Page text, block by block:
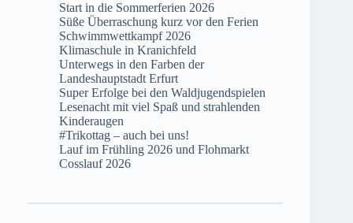
Start in die Sommerferien 2026
Süße Überraschung kurz vor den Ferien
Schwimmwettkampf 2026
Klimaschule in Kranichfeld
Unterwegs in den Farben der
Landeshauptstadt Erfurt
Super Erfolge bei den Waldjugendspielen
Lesenacht mit viel Spaß und strahlenden
Kinderaugen
#Trikottag – auch bei uns!
Lauf im Frühling 2026 und Flohmarkt
Cosslauf 2026